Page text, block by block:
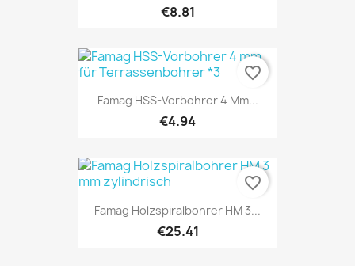
€8.81
Famag HSS-Vorbohrer 4 Mm...
€4.94
favorite_border
Famag Holzspiralbohrer HM 3...
€25.41
favorite_border